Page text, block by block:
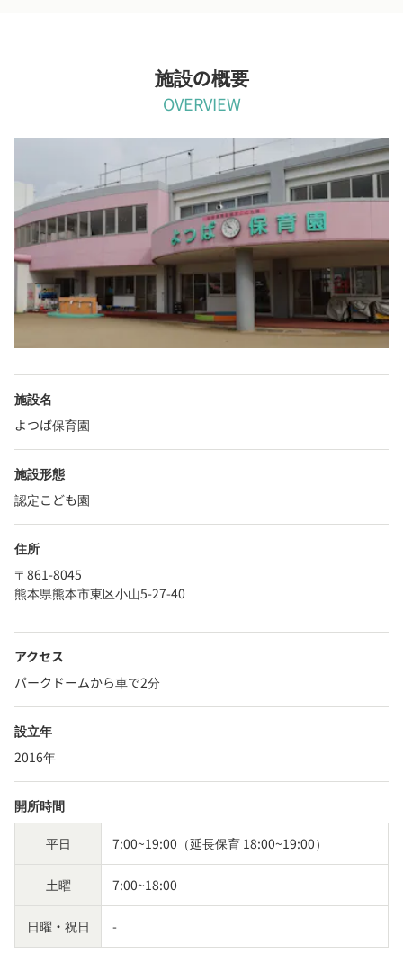
施設の概要
OVERVIEW
施設名
よつば保育園
施設形態
認定こども園
住所
〒861-8045
熊本県熊本市東区小山5-27-40
アクセス
パークドームから車で2分
設立年
2016年
開所時間
平日 7:00~19:00（延長保育 18:00~19:00）
土曜 7:00~18:00
日曜・祝日 -